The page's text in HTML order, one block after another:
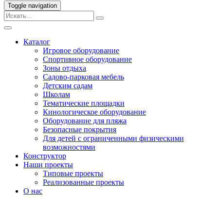
Ограждения
Безопасные покрытия
Игровые комплексы от 5 до 12 лет
Горки
Игровые элементы
Качели балансирные
Качалки на пружине
Качели
Песочницы
Песочные городки
Детские столики и скамьи
Домики-беседки
Теневые навесы и сцены
Развивающие игровые элементы
ПДД для детей
Спортивное оборудование
Кинологическое оборудование
Оборудование для пляжа
Toggle navigation
Каталог
Игровое оборудование
Спортивное оборудование
Зоны отдыха
Садово-парковая мебель
Детским садам
Школам
Тематические площадки
Кинологическое оборудование
Оборудование для пляжа
Безопасные покрытия
Для детей с ограниченными физическими
возможностями
Конструктор
Наши проекты
Типовые проекты
Реализованные проекты
О нас